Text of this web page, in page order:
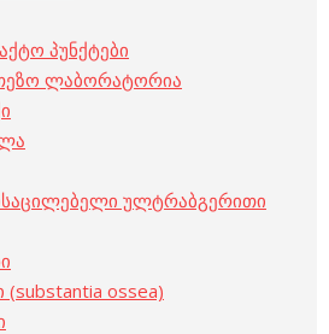
პუნქტები
ლაბორატორია
ულტრაბგერითი
(substantia ossea)